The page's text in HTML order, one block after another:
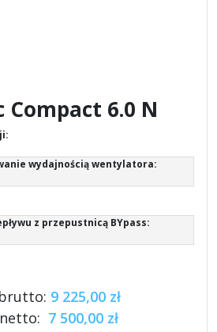
Compact 6.0 N
wydajnością wentylatora:
z przepustnicą BYpass:
9 225,00 zł
7 500,00 zł